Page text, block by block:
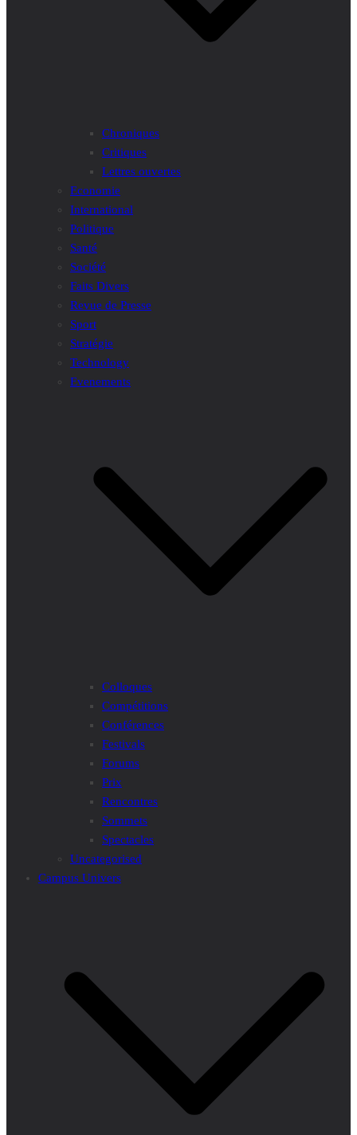
Chroniques
Critiques
Lettres ouvertes
Economie
International
Politique
Santé
Société
Faits Divers
Revue de Presse
Sport
Stratégie
Technology
Evenements
Colloques
Compétitions
Conférences
Festivals
Forums
Prix
Rencontres
Sommets
Spectacles
Uncategorised
Campus Univers